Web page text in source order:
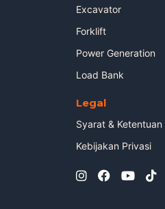
Excavator
Forklift
Power Generation
Load Bank
Legal
Syarat & Ketentuan
Kebijakan Privasi